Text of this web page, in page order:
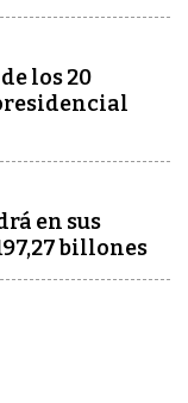
los 20
en sus
billones